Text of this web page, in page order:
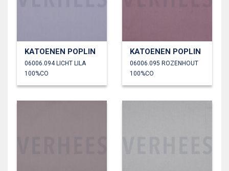
KATOENEN POPLIN
06006.094 LICHT LILA
100%CO
KATOENEN POPLIN
06006.095 ROZENHOUT
100%CO